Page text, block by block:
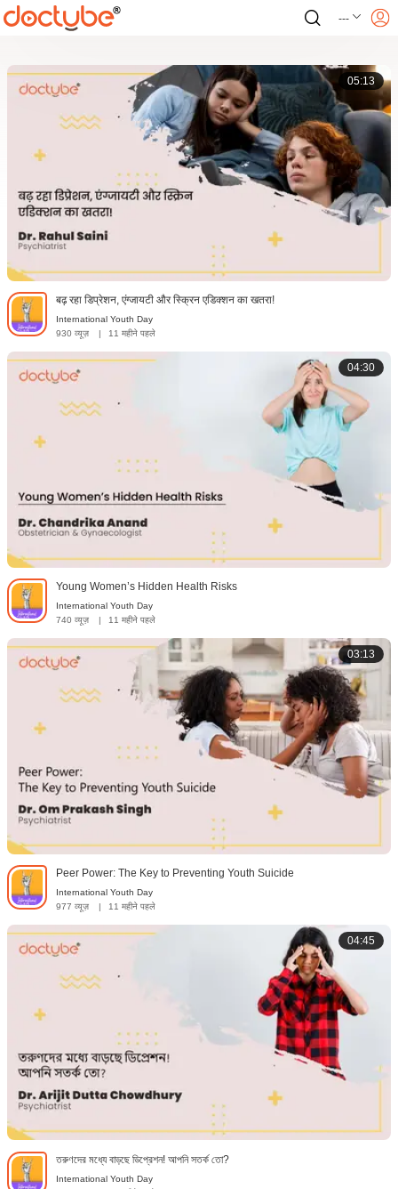
---
05:13
बढ़ रहा डिप्रेशन, एंग्जायटी और स्क्रिन एडिक्शन का खतरा!
International Youth Day
930 व्यूज़
| 11 महीने पहले
04:30
Young Women’s Hidden Health Risks
International Youth Day
740 व्यूज़
| 11 महीने पहले
03:13
Peer Power: The Key to Preventing Youth Suicide
International Youth Day
977 व्यूज़
| 11 महीने पहले
04:45
তরুণদের মধ্যে বাড়ছে ডিপ্রেশন! আপনি সতর্ক তো?
International Youth Day